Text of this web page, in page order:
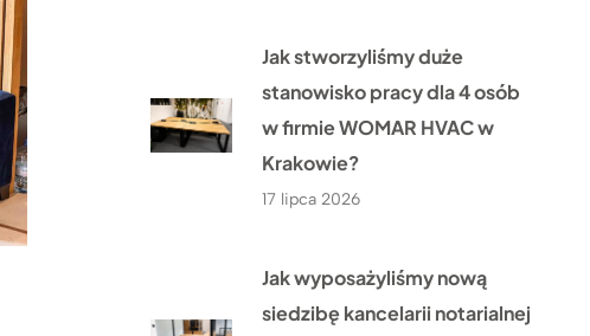
Jak stworzyliśmy duże
stanowisko pracy dla 4 osób
w firmie WOMAR HVAC w
Krakowie?
17 lipca 2026
Jak wyposażyliśmy nową
siedzibę kancelarii notarialnej